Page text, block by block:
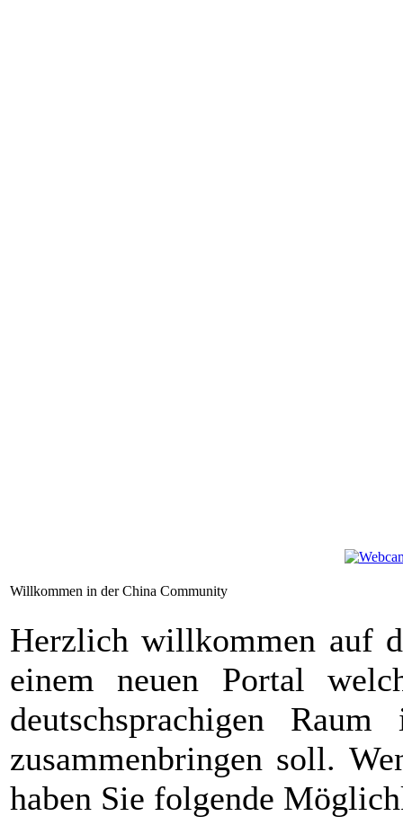
Willkommen in der China Community
Herzlich willkommen auf
einem neuen Portal
deutschsprachigen
zusammenbringen soll.
haben Sie folgende